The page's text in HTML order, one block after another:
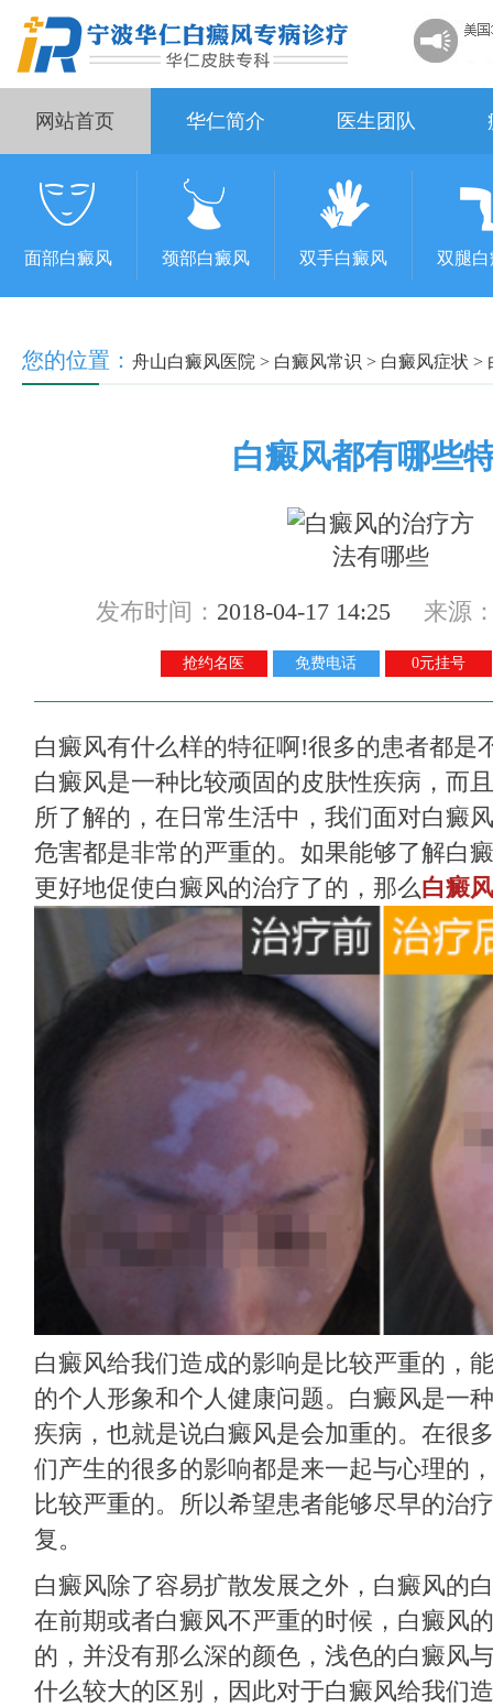
网站首页 华仁简介 医生团队
面部白癜风 颈部白癜风 双手白癜风 双腿
您的位置： 舟山白癜风医院 > 白癜风常识 > 白癜风症状 >
白癜风都有哪些
发布时间： 2018-04-17 14:25 来源
抢约名医 免费电话 0元挂号
白癜风有什么样的特征啊!很多的患者都是
白癜风是一种比较顽固的皮肤性疾病，而
所了解的，在日常生活中，我们面对白癜
危害都是非常的严重的。如果能够了解白
更好地促使白癜风的治疗了的，那么白癜
白癜风给我们造成的影响是比较严重的，
的个人形象和个人健康问题。白癜风是一
疾病，也就是说白癜风是会加重的。在很
们产生的很多的影响都是来一起与心理的
比较严重的。所以希望患者能够尽早的治
复。
白癜风除了容易扩散发展之外，白癜风的
在前期或者白癜风不严重的时候，白癜风
的，并没有那么深的颜色，浅色的白癜风
什么较大的区别，因此对于白癜风给我们